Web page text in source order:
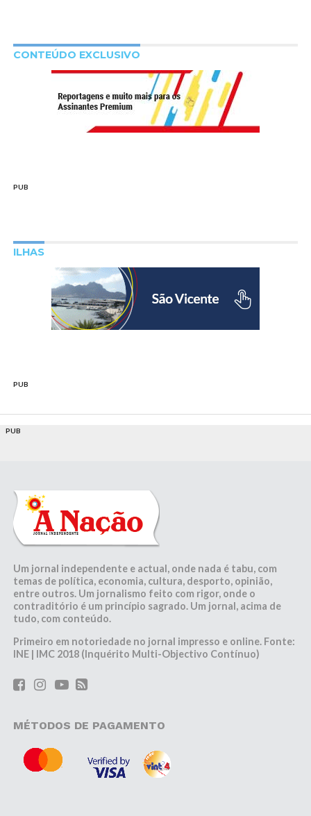
CONTEÚDO EXCLUSIVO
PUB
ILHAS
PUB
PUB
Um jornal independente e actual, onde nada é tabu, com
temas de política, economia, cultura, desporto, opinião,
entre outros. Um jornalismo feito com rigor, onde o
contraditório é um princípio sagrado. Um jornal, acima de
tudo, com conteúdo.
Primeiro em notoriedade no jornal impresso e online. Fonte:
INE | IMC 2018 (Inquérito Multi-Objectivo Contínuo)
MÉTODOS DE PAGAMENTO